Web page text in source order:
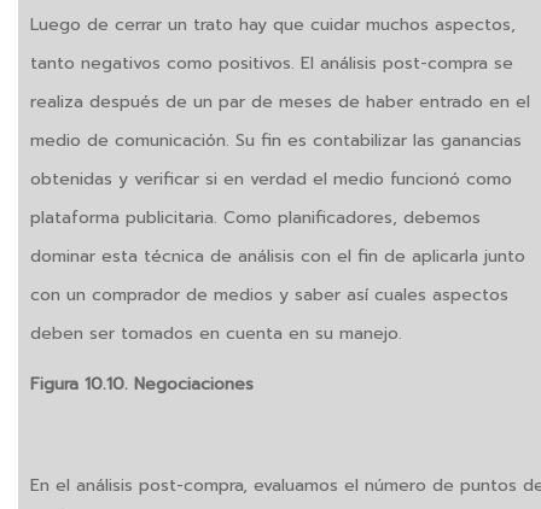
Luego de cerrar un trato hay que cuidar muchos aspectos,
tanto negativos como positivos. El análisis post-compra se
realiza después de un par de meses de haber entrado en el
medio de comunicación. Su fin es contabilizar las ganancias
obtenidas y verificar si en verdad el medio funcionó como
plataforma publicitaria. Como planificadores, debemos
dominar esta técnica de análisis con el fin de aplicarla junto
con un comprador de medios y saber así cuales aspectos
deben ser tomados en cuenta en su manejo.
Figura 10.10. Negociaciones
En el análisis post-compra, evaluamos el número de puntos